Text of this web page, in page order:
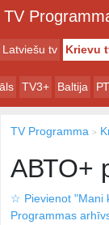
TV
Latviešu tv Krievu
TV3+ Baltija
TV Programma
АВТО+
☆ Pievienot "Mani
Programmas